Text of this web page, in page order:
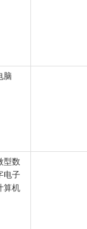
脑
型数
电子
算机